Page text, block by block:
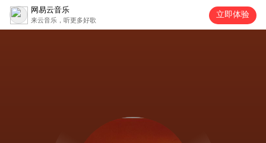
网易云音乐
来云音乐，听更多好歌
立即体验